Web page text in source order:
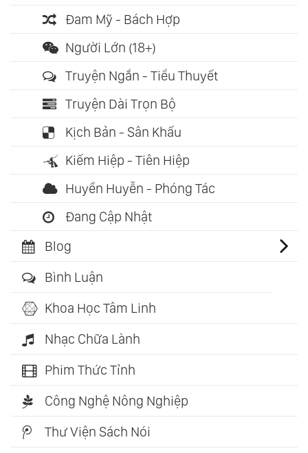
Đam Mỹ - Bách Hợp
Người Lớn (18+)
Truyện Ngắn - Tiểu Thuyết
Truyện Dài Trọn Bộ
Kịch Bản - Sân Khấu
Kiếm Hiệp - Tiên Hiệp
Huyền Huyễn - Phóng Tác
Đang Cập Nhật
Blog
Bình Luận
Khoa Học Tâm Linh
Nhạc Chữa Lành
Phim Thức Tỉnh
Công Nghệ Nông Nghiệp
Thư Viện Sách Nói